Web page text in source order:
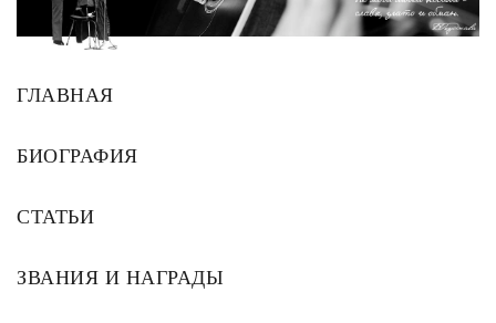
ГЛАВНАЯ
БИОГРАФИЯ
СТАТЬИ
ЗВАНИЯ И НАГРАДЫ